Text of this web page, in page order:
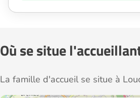
Où se situe
La famille d'accueil se situe à